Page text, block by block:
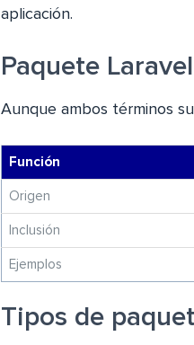
aplicación.
Paquete
Aunque ambos términos
Función
Origen
Inclusión
Ejemplos
Tipos de